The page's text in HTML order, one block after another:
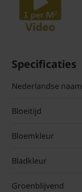
Specificaties
Nederlandse naam
Bloeitijd
Bloemkleur
Bladkleur
Groenblijvend